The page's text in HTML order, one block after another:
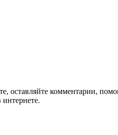
оставляйте комментарии,